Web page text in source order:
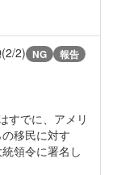
2) NG 報告
すでに、アメリ
移民に対す
領令に署名し